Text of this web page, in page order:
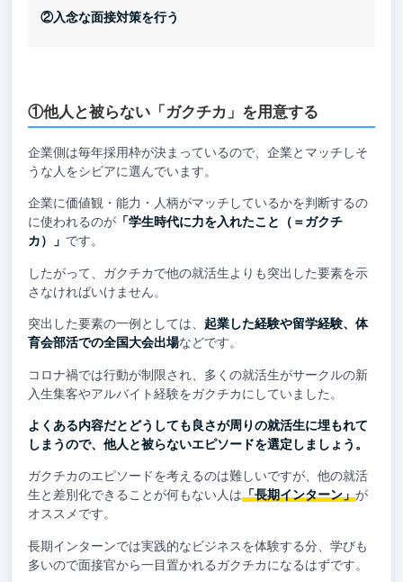
②入念な面接対策を行う
①他人と被らない「ガクチカ」を用意する
企業側は毎年採用枠が決まっているので、企業とマッチしそ
うな人をシビアに選んでいます。
企業に価値観・能力・人柄がマッチしているかを判断するの
に使われるのが「学生時代に力を入れたこと（＝ガクチ
カ）」 です。
したがって、ガクチカで他の就活生よりも突出した要素を示
さなければいけません。
突出した要素の一例としては、 起業した経験や留学経験、体
育会部活での全国大会出場などです。
コロナ禍では行動が制限され、多くの就活生がサークルの新
入生集客やアルバイト経験をガクチカにしていました。
よくある内容だとどうしても良さが周りの就活生に埋もれて
しまうので、他人と被らないエピソードを選定しましょう。
ガクチカのエピソードを考えるのは難しいですが、他の就活
生と差別化できることが何もない人は「長期インターン」が
オススメです。
長期インターンでは実践的なビジネスを体験する分、学びも
多いので面接官から一目置かれるガクチカになるはずです。